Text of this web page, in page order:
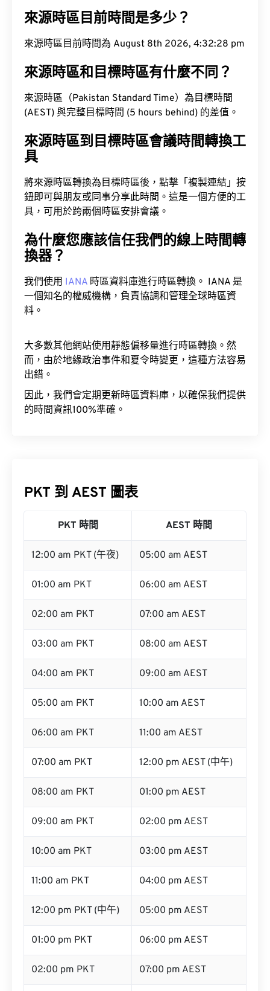
來源時區目前時間是多少？
來源時區目前時間為 August 8th 2026, 4:32:29 pm
來源時區和目標時區有什麼不同？
來源時區（Pakistan Standard Time）為目標時間
(AEST) 與完整目標時間 (5 hours behind) 的差值。
來源時區到目標時區會議時間轉換工
具
將來源時區轉換為目標時區後，點擊「複製連結」按
鈕即可與朋友或同事分享此時間。這是一個方便的工
具，可用於跨兩個時區安排會議。
為什麼您應該信任我們的線上時間轉
換器？
我們使用 IANA 時區資料庫進行時區轉換。 IANA 是
一個知名的權威機構，負責協調和管理全球時區資
料。
大多數其他網站使用靜態偏移量進行時區轉換。然
而，由於地緣政治事件和夏令時變更，這種方法容易
出錯。
因此，我們會定期更新時區資料庫，以確保我們提供
的時間資訊100%準確。
PKT 到 AEST 圖表
PKT 時間 AEST 時間
12:00 am PKT (午夜) 05:00 am AEST
01:00 am PKT 06:00 am AEST
02:00 am PKT 07:00 am AEST
03:00 am PKT 08:00 am AEST
04:00 am PKT 09:00 am AEST
05:00 am PKT 10:00 am AEST
06:00 am PKT 11:00 am AEST
07:00 am PKT 12:00 pm AEST (中午)
08:00 am PKT 01:00 pm AEST
09:00 am PKT 02:00 pm AEST
10:00 am PKT 03:00 pm AEST
11:00 am PKT 04:00 pm AEST
12:00 pm PKT (中午) 05:00 pm AEST
01:00 pm PKT 06:00 pm AEST
02:00 pm PKT 07:00 pm AEST